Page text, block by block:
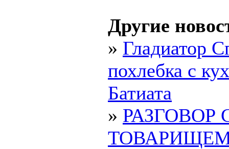
Другие
» Гладиатор
похлебка с
Батиата
» РАЗГОВОР